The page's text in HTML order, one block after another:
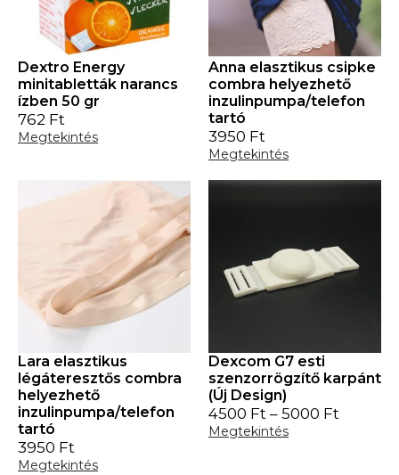
Dextro Energy
minitabletták narancs
ízben 50 gr
762 Ft
Megtekintés
Anna elasztikus csipke
combra helyezhető
inzulinpumpa/telefon
tartó
3950 Ft
Megtekintés
Lara elasztikus
légáteresztős combra
helyezhető
inzulinpumpa/telefon
tartó
3950 Ft
Megtekintés
Dexcom G7 esti
szenzorrögzítő karpánt
(Új Design)
4500 Ft – 5000 Ft
Megtekintés